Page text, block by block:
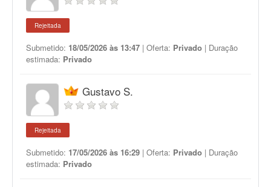
Rejeitada
Submetido: 18/05/2026 às 13:47 | Oferta: Privado | Duração
estimada: Privado
Gustavo S.
Rejeitada
Submetido: 17/05/2026 às 16:29 | Oferta: Privado | Duração
estimada: Privado